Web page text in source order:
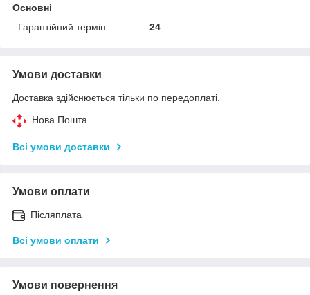
Основні
Гарантійний термін
24
Умови доставки
Доставка здійснюється тільки по передоплаті.
Нова Пошта
Всі умови доставки
Умови оплати
Післяплата
Всі умови оплати
Умови повернення